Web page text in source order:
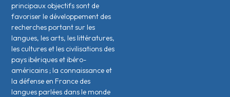
principaux objectifs sont de
favoriser le développement des
recherches portant sur les
langues, les arts, les littératures,
les cultures et les civilisations des
pays ibériques et ibéro-
américains ; la connaissance et
la défense en France des
langues parlées dans le monde